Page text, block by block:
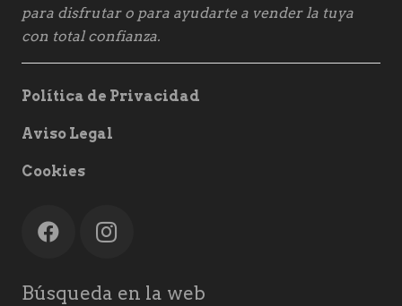
para disfrutar o para ayudarte a vender la tuya
con total confianza.
Política de Privacidad
Aviso Legal
Cookies
Búsqueda en la web